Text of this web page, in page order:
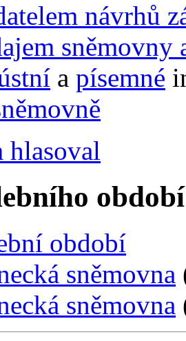
návrhů
a písemné
hlasoval
období
období
sněmovna
sněmovna